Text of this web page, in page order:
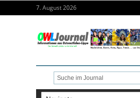
7. August 2026